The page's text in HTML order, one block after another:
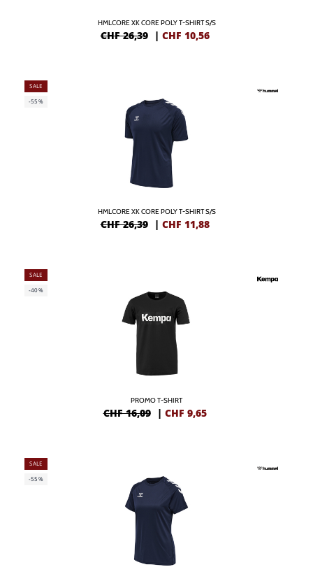
HMLCORE XK CORE POLY T-SHIRT S/S
CHF 26,39 | CHF 10,56
SALE
-55%
HMLCORE XK CORE POLY T-SHIRT S/S
CHF 26,39 | CHF 11,88
SALE
-40%
PROMO T-SHIRT
CHF 16,09 | CHF 9,65
SALE
-55%